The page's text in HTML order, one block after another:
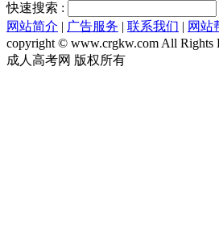
快速搜索 :
网站简介 | 广告服务 | 联系我们 | 网站
copyright © www.crgkw.com All Rights
成人高考网 版权所有